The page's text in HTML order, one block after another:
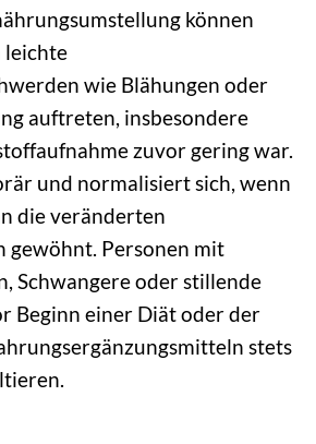
können
leichte
wie Blähungen oder
auftreten, insbesondere
zuvor gering war.
und normalisiert sich, wenn
die veränderten
gewöhnt. Personen mit
Schwangere oder stillende
Beginn einer Diät oder der
stets